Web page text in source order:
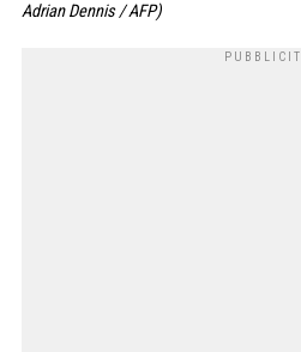
Adrian Dennis / AFP)